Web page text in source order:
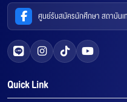
ศูนย์รับสมัครนักศึกษา สถาบันเ
Quick Link